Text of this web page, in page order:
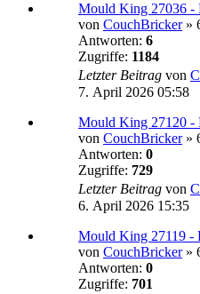
Mould King 27036 -
von CouchBricker»
Antworten: 6
Zugriffe: 1184
Letzter Beitrag von
7. April 2026 05:58
Mould King 27120 -
von CouchBricker»
Antworten: 0
Zugriffe: 729
Letzter Beitrag von
6. April 2026 15:35
Mould King 27119
von CouchBricker»
Antworten: 0
Zugriffe: 701